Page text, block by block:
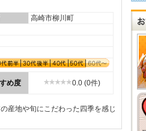
高崎市柳川町
め度 0.0 (0件)
産地や旬にこだわった四季を感じ